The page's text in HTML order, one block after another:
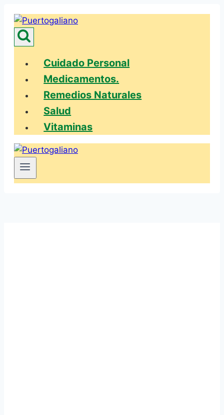
contenido
Cuidado Personal
Medicamentos.
Remedios Naturales
Salud
Vitaminas